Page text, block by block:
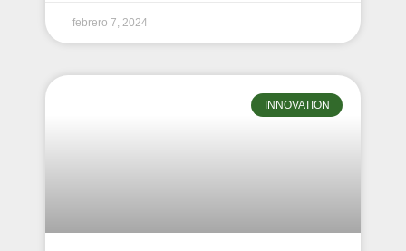
febrero 7, 2024
INNOVATION